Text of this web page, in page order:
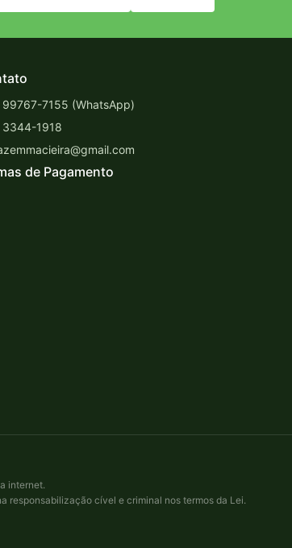
7155 (WhatsApp)
3344-1918
de Pagamento
internet.
responsabilização cível e criminal nos termos da Lei.